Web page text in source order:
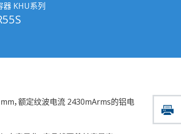
KHU系列
，额定纹波电流 2430mArms的铝电